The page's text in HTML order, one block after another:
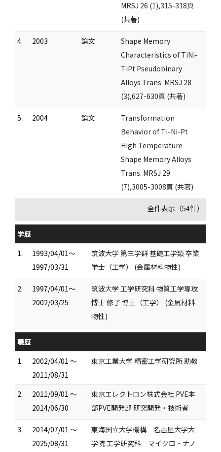
MRSJ 26 (1),315-318頁
(共著)
4. 2003 論文
Shape Memory
Characteristics of TiNi-
TiPt Pseudobinary
Alloys Trans. MRSJ 28
(3),627-630頁 (共著)
5. 2004 論文
Transformation
Behavior of Ti-Ni-Pt
High Temperature
Shape Memory Alloys
Trans. MRSJ 29
(7),3005-3008頁 (共著)
全件表示（54件）
学歴
1.
1993/04/01～
1997/03/31
筑波大学 第三学群 基礎工学類 卒業
学士（工学） (金属材料物性)
2.
1997/04/01～
2002/03/25
筑波大学 工学研究科 物質工学専攻
博士 修了 博士（工学） (金属材料
物性)
職歴
1.
2002/04/01 ～
2011/08/31
東京工業大学 精密工学研究所 助教
2.
2011/09/01 ～
2014/06/30
東京エレクトロン株式会社 PVE本
部PVE開発部 研究開発・技術者
3.
2014/07/01 ～
2025/08/31
東海国立大学機構 名古屋大学大
学院 工学研究科 マイクロ・ナノ